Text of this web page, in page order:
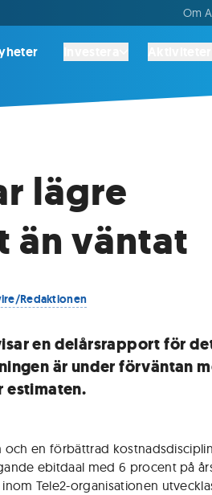
Om
lägre
än väntat
Redaktionen
en delårsrapport för
är under förväntan
estimaten.
och en förbättrad
ebitdaal med 6 procent på
Tele2-organisationen